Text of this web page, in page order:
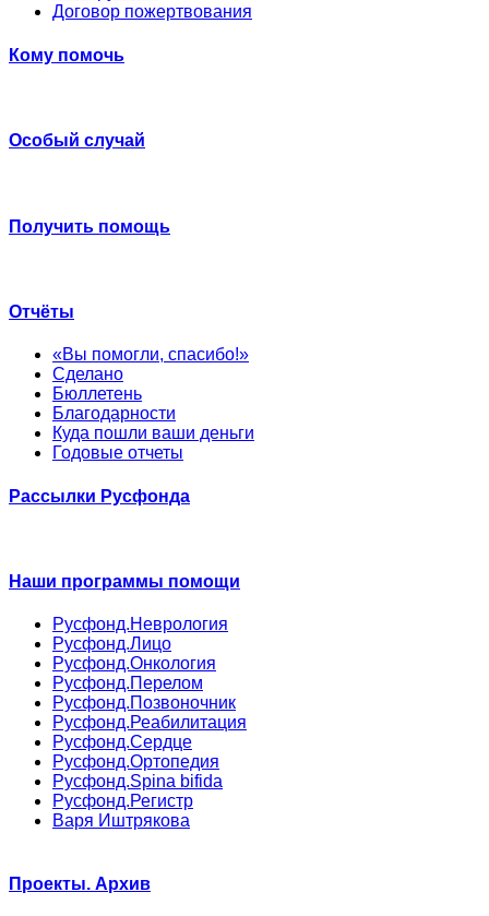
Договор пожертвования
Кому помочь
Особый случай
Получить помощь
Отчёты
«Вы помогли, спасибо!»
Сделано
Бюллетень
Благодарности
Куда пошли ваши деньги
Годовые отчеты
Рассылки Русфонда
Наши программы помощи
Русфонд.Неврология
Русфонд.Лицо
Русфонд.Онкология
Русфонд.Перелом
Русфонд.Позвоночник
Русфонд.Реабилитация
Русфонд.Сердце
Русфонд.Ортопедия
Русфонд.Spina bifida
Русфонд.Регистр
Варя Иштрякова
Проекты. Архив